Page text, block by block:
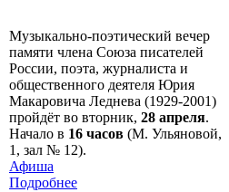
Музыкально-поэтический вечер
памяти члена Союза писателей
России, поэта, журналиста и
общественного деятеля Юрия
Макаровича Леднева (1929-2001)
пройдёт во вторник, 28 апреля.
Начало в 16 часов (М. Ульяновой,
1, зал № 12).
Афиша
Подробнее